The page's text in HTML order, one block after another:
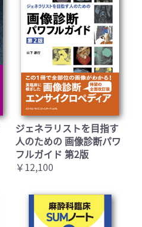
ジェネラリストを目指す
人のための 画像診断パワ
フルガイド 第2版
￥12,100